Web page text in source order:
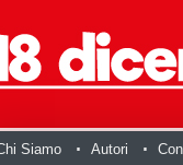
Siamo Autori